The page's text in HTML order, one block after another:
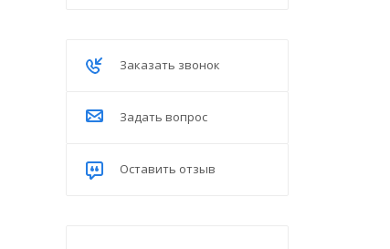
Заказать звонок
Задать вопрос
Оставить отзыв